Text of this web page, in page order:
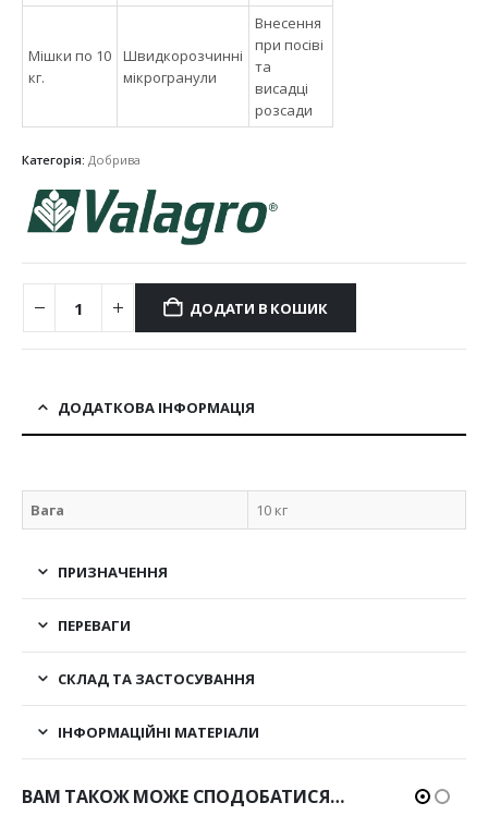
Мішки по 10
кг.
Швидкорозчинні
мікрогранули
Внесення
при посіві
та
висадці
розсади
Категорія: Добрива
ДОДАТИ В КОШИК
ДОДАТКОВА ІНФОРМАЦІЯ
Вага 10 кг
ПРИЗНАЧЕННЯ
ПЕРЕВАГИ
СКЛАД ТА ЗАСТОСУВАННЯ
ІНФОРМАЦІЙНІ МАТЕРІАЛИ
ВАМ ТАКОЖ МОЖЕ СПОДОБАТИСЯ…